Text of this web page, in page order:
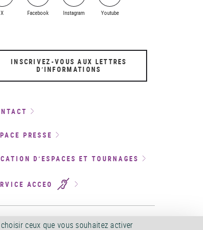
X Facebook Instagram Youtube
INSCRIVEZ-VOUS AUX LETTRES
D’INFORMATIONS
PRESSE
D’ESPACES ET TOURNAGES
ACCEO
ceux que vous souhaitez activer